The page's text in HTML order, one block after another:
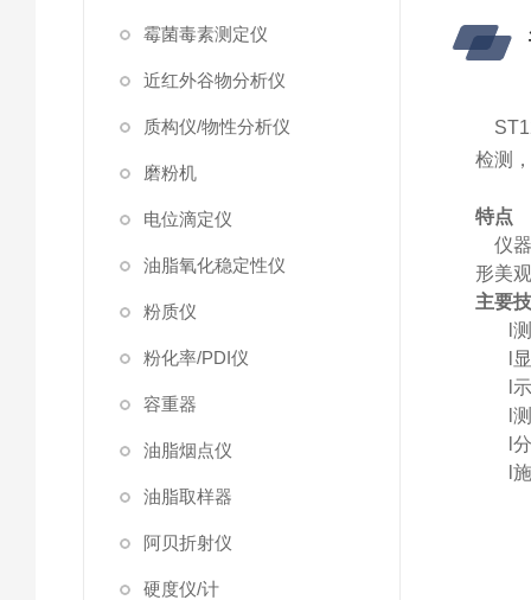
霉菌毒素测定仪
近红外谷物分析仪
质构仪/物性分析仪
磨粉机
电位滴定仪
油脂氧化稳定性仪
粉质仪
粉化率/PDI仪
容重器
油脂烟点仪
油脂取样器
阿贝折射仪
硬度仪/计
检测
特点
仪
形美
主要
l
l
l
l